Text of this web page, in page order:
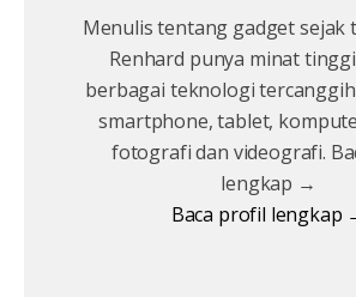
Menulis tentang gadget sejak
Renhard punya minat
berbagai teknologi
smartphone, tablet,
fotografi dan videografi.
lengkap →
Baca profil lengkap